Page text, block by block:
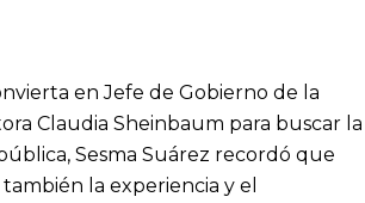
en Jefe de Gobierno de la
Claudia Sheinbaum para buscar la
Sesma Suárez recordó que
la experiencia y el